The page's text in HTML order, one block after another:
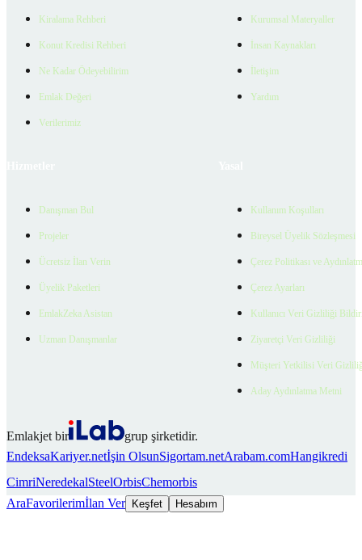
Kiralama Rehberi
Konut Kredisi Rehberi
Ne Kadar Ödeyebilirim
Emlak Değeri
Verilerimiz
Kurumsal Materyaller
İnsan Kaynakları
İletişim
Yardım
Danışman Bul
Projeler
Ücretsiz İlan Verin
Üyelik Paketleri
EmlakZeka Asistan
Uzman Danışmanlar
Kullanım Koşulları
Bireysel Üyelik Sözleşmesi
Çerez Politikası ve
Çerez Ayarları
Kullanıcı Veri Gizliliği
Ziyaretçi Veri Gizliliği
Müşteri Yetkilisi Veri
Aday Aydınlatma Metni
Emlakjet bir
grup şirketidir.
EndeksaKariyer.netİşin OlsunSigortam.netArabam.comHangikredi
CimriNeredekalSteelOrbisChemorbis
AraFavorilerimİlan Ver Keşfet Hesabım